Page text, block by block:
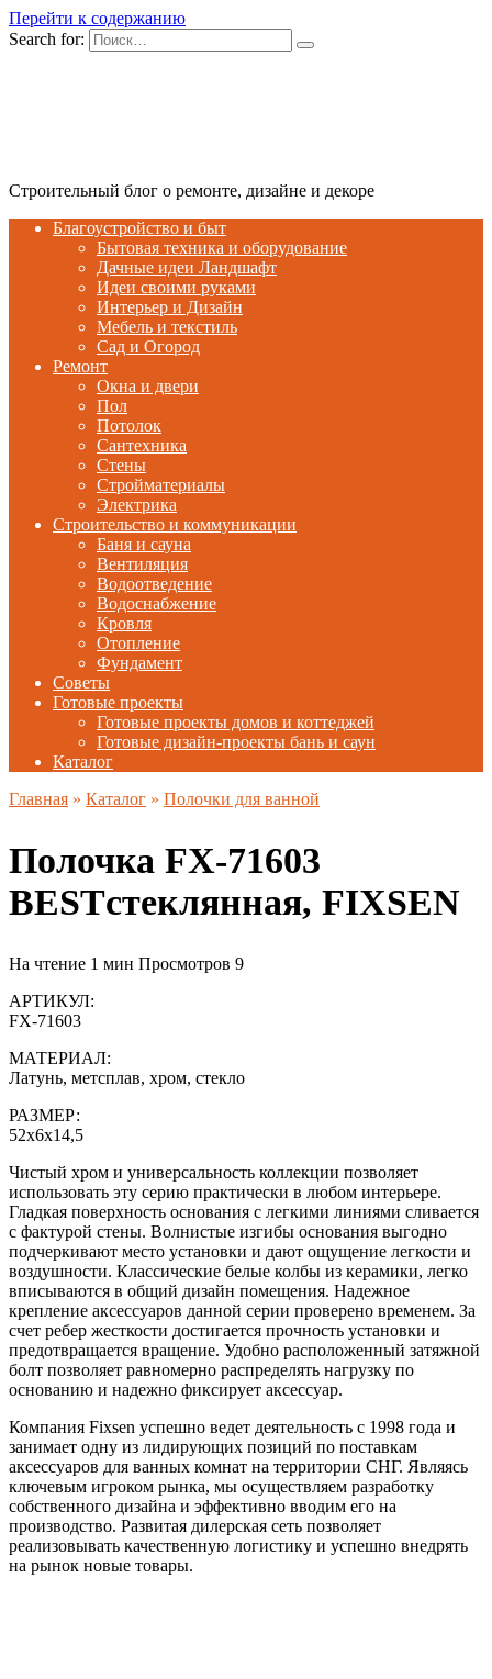
Перейти к содержанию
Search for:
Строительный блог о ремонте, дизайне и декоре
Благоустройство и быт
Бытовая техника и оборудование
Дачные идеи Ландшафт
Идеи своими руками
Интерьер и Дизайн
Мебель и текстиль
Сад и Огород
Ремонт
Окна и двери
Пол
Потолок
Сантехника
Стены
Стройматериалы
Электрика
Строительство и коммуникации
Баня и сауна
Вентиляция
Водоотведение
Водоснабжение
Кровля
Отопление
Фундамент
Советы
Готовые проекты
Готовые проекты домов и коттеджей
Готовые дизайн-проекты бань и саун
Каталог
Главная » Каталог » Полочки для ванной
Полочка FX-71603
BESTстеклянная, FIXSEN
На чтение 1 мин Просмотров 9
АРТИКУЛ:
FX-71603
МАТЕРИАЛ:
Латунь, метсплав, хром, стекло
РАЗМЕР:
52х6х14,5
Чистый хром и универсальность коллекции позволяет
использовать эту серию практически в любом интерьере.
Гладкая поверхность основания с легкими линиями сливается
с фактурой стены. Волнистые изгибы основания выгодно
подчеркивают место установки и дают ощущение легкости и
воздушности. Классические белые колбы из керамики, легко
вписываются в общий дизайн помещения. Надежное
крепление аксессуаров данной серии проверено временем. За
счет ребер жесткости достигается прочность установки и
предотвращается вращение. Удобно расположенный затяжной
болт позволяет равномерно распределять нагрузку по
основанию и надежно фиксирует аксессуар.
Компания Fixsen успешно ведет деятельность с 1998 года и
занимает одну из лидирующих позиций по поставкам
аксессуаров для ванных комнат на территории СНГ. Являясь
ключевым игроком рынка, мы осуществляем разработку
собственного дизайна и эффективно вводим его на
производство. Развитая дилерская сеть позволяет
реализовывать качественную логистику и успешно внедрять
на рынок новые товары.